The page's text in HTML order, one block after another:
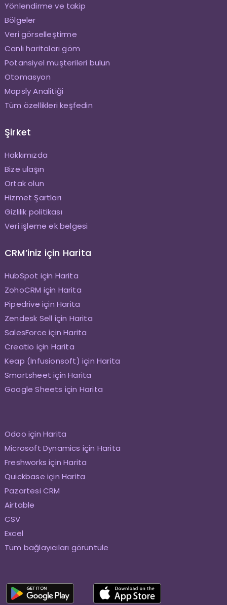
Yönlendirme ve takip
Bölgeler
Veri görselleştirme
Canlı haritaları göm
Potansiyel müşterileri bulun
Otomasyon
Mapsly Analitiği
Tüm özellikleri keşfedin
Şirket
Hakkımızda
Bize ulaşın
Ortak olun
Hizmet Şartları
Gizlilik politikası
Veri işleme ek belgesi
CRM’iniz için Harita
HubSpot için Harita
ZohoCRM için Harita
Pipedrive için Harita
Zendesk Sell için Harita
SalesForce için Harita
Creatio için Harita
Keap (Infusionsoft) için Harita
Smartsheet için Harita
Google Sheets için Harita
Odoo için Harita
Microsoft Dynamics için Harita
Freshworks için Harita
Quickbase için Harita
Pazartesi CRM
Airtable
CSV
Excel
Tüm bağlayıcıları görüntüle